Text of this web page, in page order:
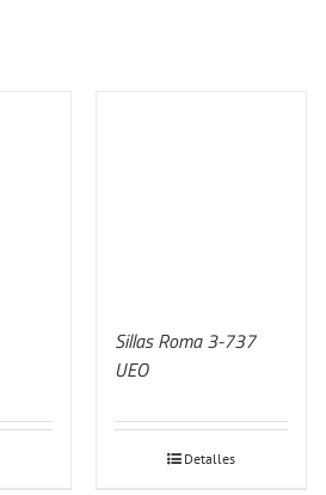
Sillas Roma 3-737
UEO
Detalles